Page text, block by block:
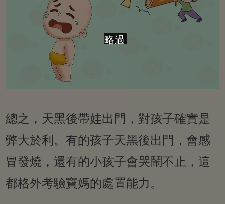
總之，天黑後帶娃出門，對孩子確實是
弊大於利。有的孩子天黑後出門，會感
冒發燒，還有的小孩子會哭鬧不止，這
都格外考驗寶媽的處置能力。
略過